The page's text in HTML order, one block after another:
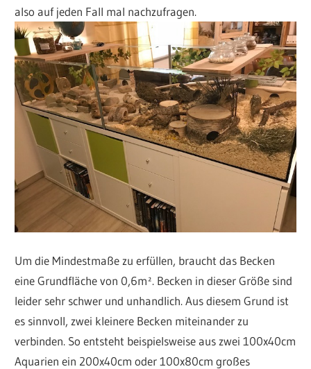
also auf jeden Fall mal nachzufragen.
Um die Mindestmaße zu erfüllen, braucht das Becken
eine Grundfläche von 0,6m². Becken in dieser Größe sind
leider sehr schwer und unhandlich. Aus diesem Grund ist
es sinnvoll, zwei kleinere Becken miteinander zu
verbinden. So entsteht beispielsweise aus zwei 100x40cm
Aquarien ein 200x40cm oder 100x80cm großes